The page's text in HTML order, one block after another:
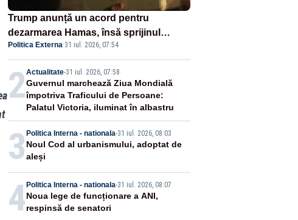
Trump anunță un acord pentru
dezarmarea Hamas, însă sprijinul
Israelului rămâne incert
Politica Externa·31 iul. 2026, 07:54
2Actualitate-31 iul. 2026, 07:58
Guvernul marchează Ziua Mondială
împotriva Traficului de Persoane:
Palatul Victoria, iluminat în albastru
3 Politica Interna - nationala-31 iul. 2026, 08:03
Noul Cod al urbanismului, adoptat de
aleși
4 Politica Interna - nationala-31 iul. 2026, 08:07
Noua lege de funcționare a ANI,
respinsă de senatori